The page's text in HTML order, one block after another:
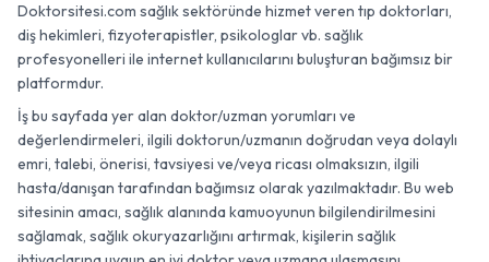
Doktorsitesi.com sağlık sektöründe hizmet veren tıp doktorları,
diş hekimleri, fizyoterapistler, psikologlar vb. sağlık
profesyonelleri ile internet kullanıcılarını buluşturan bağımsız bir
platformdur.
İş bu sayfada yer alan doktor/uzman yorumları ve
değerlendirmeleri, ilgili doktorun/uzmanın doğrudan veya dolaylı
emri, talebi, önerisi, tavsiyesi ve/veya ricası olmaksızın, ilgili
hasta/danışan tarafından bağımsız olarak yazılmaktadır. Bu web
sitesinin amacı, sağlık alanında kamuoyunun bilgilendirilmesini
sağlamak, sağlık okuryazarlığını artırmak, kişilerin sağlık